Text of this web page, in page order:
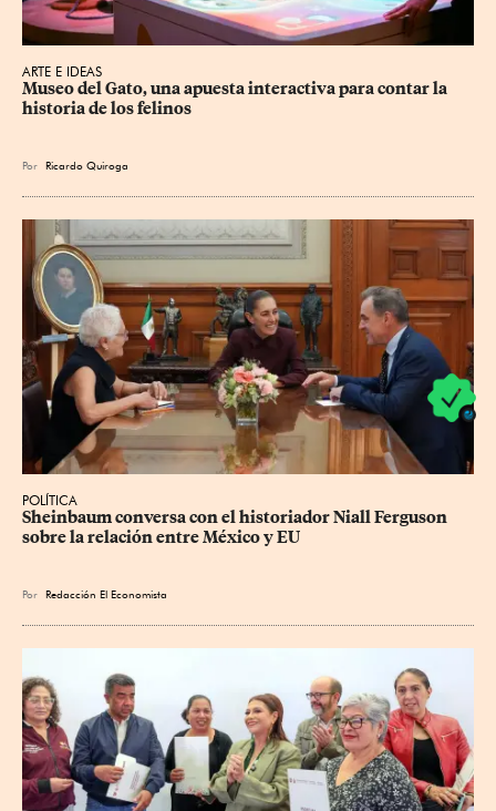
ARTE E IDEAS
Museo del Gato, una apuesta interactiva para contar la
historia de los felinos
Por Ricardo Quiroga
POLÍTICA
Sheinbaum conversa con el historiador Niall Ferguson
sobre la relación entre México y EU
Por Redacción El Economista